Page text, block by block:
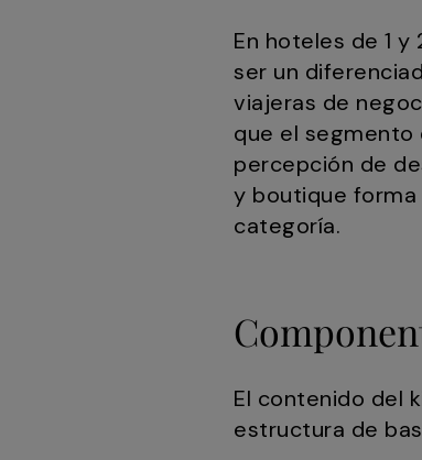
En hoteles de 1
ser un
viajeras de
que el segmento
percepción de
y boutique
categoría.
El contenido del
estructura de